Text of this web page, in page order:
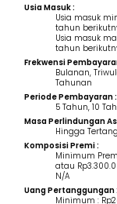
Usia Masuk :
Usia masuk
tahun
Usia masuk
tahun
Frekwensi
Bulanan,
Tahunan
Periode Pembayaran :
5 Tahun, 10
Masa Perlindungan
Hingga
Komposisi Premi :
Minimum
atau
N/A
Uang Pertanggungan :
Minimum :